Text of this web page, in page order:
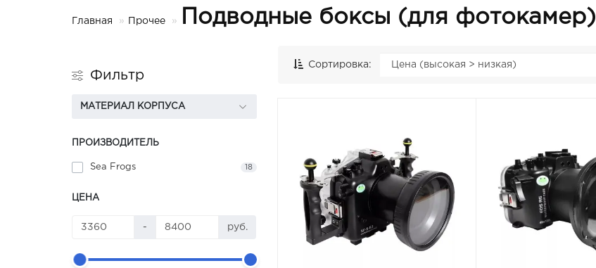
Главная Прочее Подводные боксы (для фотокамер)
Фильтр
МАТЕРИАЛ КОРПУСА
ПРОИЗВОДИТЕЛЬ
Sea Frogs 18
ЦЕНА
- руб.
Сортировка: